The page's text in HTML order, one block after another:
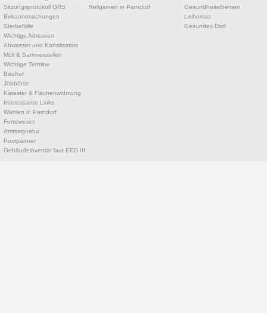
Sitzungsprotokoll GRS
Bekanntmachungen
Sterbefälle
Wichtige Adressen
Abwasser und Kanalisation
Müll & Sammelstellen
Wichtige Termine
Bauhof
Jobbörse
Kataster & Flächenwidmung
Interessante Links
Wahlen in Parndorf
Fundwesen
Amtssignatur
Postpartner
Gebäudeinventar laut EED III
Religionen in Parndorf
Gesundheitsthemen
Leihomas
Gesundes Dorf